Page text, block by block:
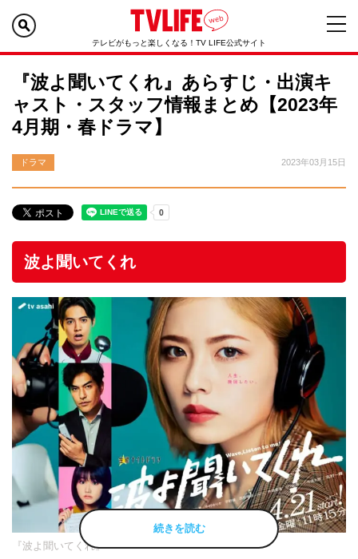
テレビがもっと楽しくなる！TV LIFE公式サイト
『波よ聞いてくれ』あらすじ・出演キ
ャスト・スタッフ情報まとめ【2023年
4月期・春ドラマ】
ドラマ 2023年03月15日
波よ聞いてくれ
『波よ聞いてくれ』
続きを読む